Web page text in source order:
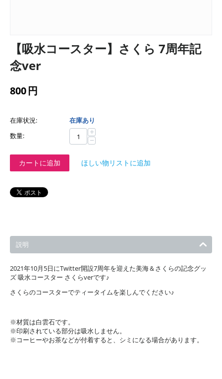
【吸水コースター】さくら 7周年記
念ver
800円
在庫状況:
在庫あり
数量:
+
−
カートに追加 ほしい物リストに追加
説明
2021年10月5日にTwitter開設7周年を迎えた美海＆さくらの記念グッ
ズ 吸水コースター さくらverです♪
さくらのコースターでティータイムを楽しんでください♪
※材質は白雲石です。
※印刷されている部分は吸水しません。
※コーヒーやお茶などが付着すると、シミになる場合があります。